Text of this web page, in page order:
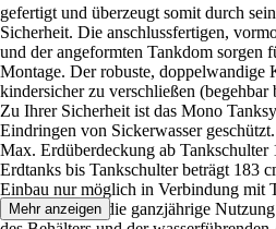
gefertigt und überzeugt somit durch
Sicherheit. Die anschlussfertigen,
und der angeformten Tankdom sorgen
Montage. Der robuste, doppelwandige
kindersicher zu verschließen (begehbar
Zu Ihrer Sicherheit ist das Mono
Eindringen von Sickerwasser geschützt.
Max. Erdüberdeckung ab Tankschulter
Erdtanks bis Tankschulter beträgt 183
Einbau nur möglich in Verbindung mit
erhältlich). Für die ganzjährige
Mehr anzeigen